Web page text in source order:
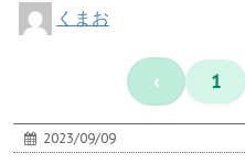
くまお
‹ 1
2023/09/09